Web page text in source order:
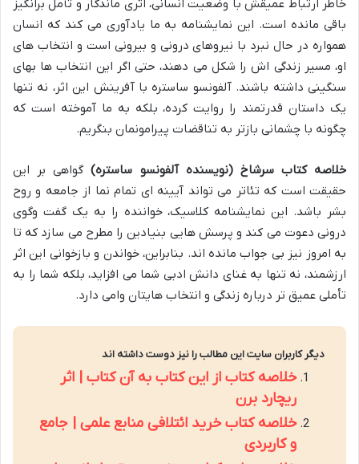
خاطر ارتباط عمیقش با وضعیت انسانی، اثری ماندگار و تأمل برانگیز
باقی مانده است. این نمایشنامه به ما یادآوری می کند که انسان
همواره در حال نبرد با نیروهای درونی و بیرونی است و انتخاب های
او، مسیر زندگی اش را شکل می دهند، حتی اگر این انتخاب ها بهای
سنگینی داشته باشند. آلفونسو ساستره با آفرینش این اثر، نه تنها
یک داستان قدرتمند را روایت کرده، بلکه به ما آموخته است که
چگونه با چشمانی بازتر به تناقضات پیرامونمان بنگریم.
خلاصه کتاب سرشاخ (نویسنده آلفونسو ساستره)گواهی بر این
حقیقت است که تئاتر می تواند آیینه ای تمام نما از جامعه و روح
بشر باشد. این نمایشنامه کلاسیک، خواننده را به یک گفت وگوی
درونی دعوت می کند و پرسش هایی بنیادین را مطرح می سازد که تا
به امروز نیز بی جواب مانده اند. بنابراین، خواندن و بازخوانی این اثر
ارزشمند، نه تنها به غنای دانش ادبی شما می افزاید، بلکه شما را به
تأملی عمیق تر درباره زندگی و انتخاب هایتان وامی دارد.
دیگر کاربران سایت این مطالب را نیز دوست داشته اند
خلاصه کتاب از این کتاب به آن کتاب | اثر
ریچارد برن
خلاصه کتاب خرید ائتلافی منابع علمی | جامع
و کاربردی